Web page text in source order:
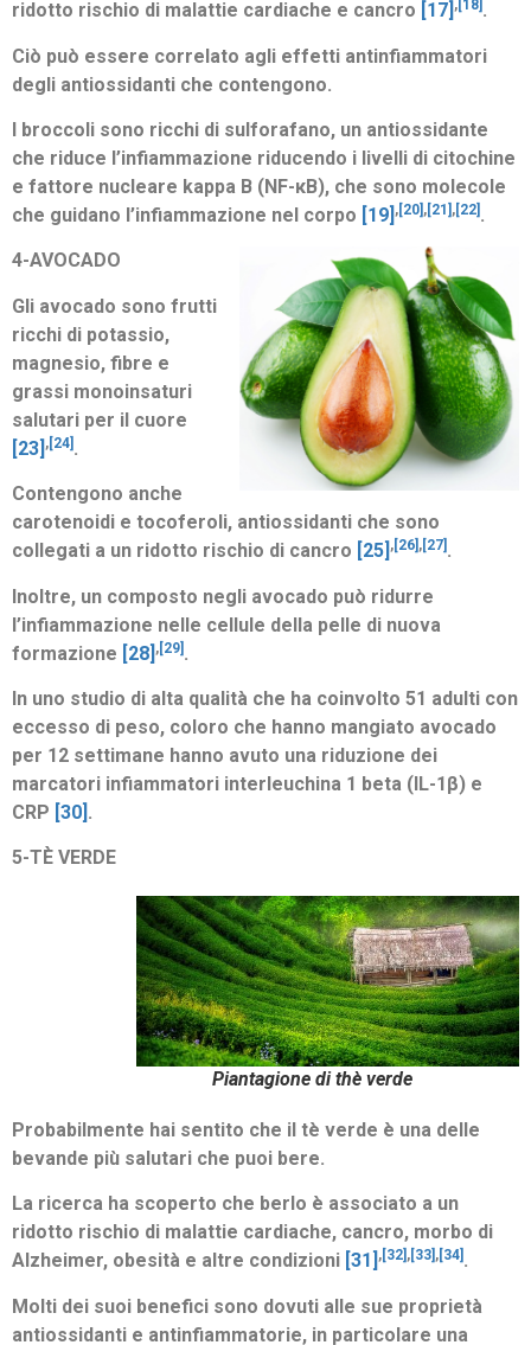
ridotto rischio di malattie cardiache e cancro [17] , [18] .
Ciò può essere correlato agli effetti antinfiammatori
degli antiossidanti che contengono.
I broccoli sono ricchi di sulforafano, un antiossidante
che riduce l’infiammazione riducendo i livelli di citochine
e fattore nucleare kappa B (NF-κB), che sono molecole
che guidano l’infiammazione nel corpo [19] , [20] , [21] , [22] .
4-AVOCADO
Gli avocado sono frutti
ricchi di potassio,
magnesio, fibre e
grassi monoinsaturi
salutari per il cuore
[23] ,[24] .
Contengono anche
carotenoidi e tocoferoli, antiossidanti che sono
collegati a un ridotto rischio di cancro [25] , [26] , [27] .
Inoltre, un composto negli avocado può ridurre
l’infiammazione nelle cellule della pelle di nuova
formazione [28] ,[29] .
In uno studio di alta qualità che ha coinvolto 51 adulti con
eccesso di peso, coloro che hanno mangiato avocado
per 12 settimane hanno avuto una riduzione dei
marcatori infiammatori interleuchina 1 beta (IL-1β) e
CRP [30] .
5-TÈ VERDE
Piantagione di thè verde
Probabilmente hai sentito che il tè verde è una delle
bevande più salutari che puoi bere.
La ricerca ha scoperto che berlo è associato a un
ridotto rischio di malattie cardiache, cancro, morbo di
Alzheimer, obesità e altre condizioni [31] , [32] , [33] , [34] .
Molti dei suoi benefici sono dovuti alle sue proprietà
antiossidanti e antinfiammatorie, in particolare una